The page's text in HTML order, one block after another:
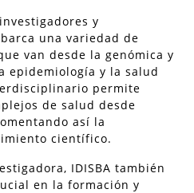
y
una variedad de
van desde la genómica y
epidemiología y la salud
permite
de salud desde
así la
científico.
IDISBA también
en la formación y